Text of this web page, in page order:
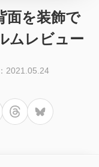
面を装飾で
ムレビュー
2021.05.24